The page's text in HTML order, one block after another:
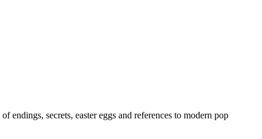
secrets, easter eggs and references to modern pop